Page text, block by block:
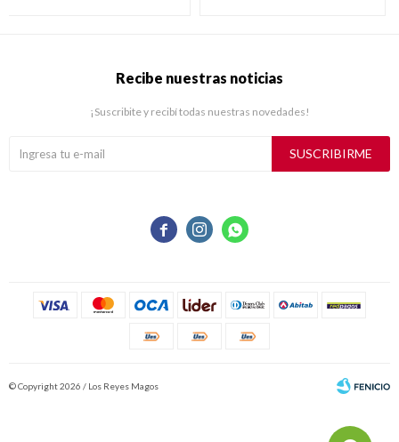
  
Recibe nuestras noticias
¡Suscribite y recibí todas nuestras novedades!
SUSCRIBIRME
© Copyright 2026 / Los Reyes Magos